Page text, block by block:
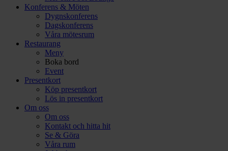
Konferens & Möten
Dygnskonferens
Dagskonferens
Våra mötesrum
Restaurang
Meny
Boka bord
Event
Presentkort
Köp presentkort
Lös in presentkort
Om oss
Om oss
Kontakt och hitta hit
Se & Göra
Våra rum